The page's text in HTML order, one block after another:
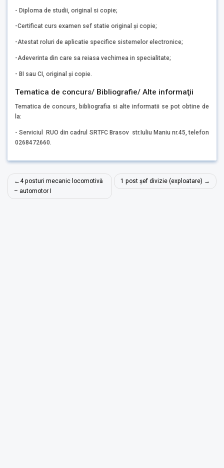
- Diploma de studii, original si copie;
-Certificat curs examen sef statie original şi copie;
-Atestat roluri de aplicatie specifice sistemelor electronice;
-Adeverinta din care sa reiasa vechimea in specialitate;
- BI sau CI, original și copie.
Tematica de concurs/ Bibliografie/ Alte informaţii
Tematica de concurs, bibliografia si alte informatii se pot obtine de
la:
- Serviciul RUO din cadrul SRTFC Brasov str.Iuliu Maniu nr.45, telefon
0268472660.
Navigare
în
4 posturi mecanic locomotivă
– automotor I
1 post șef divizie (exploatare)